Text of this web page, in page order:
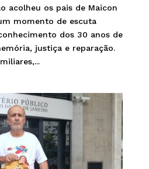
acolheu os pais de Maicon
momento de escuta
dos 30 anos de
justiça e reparação.